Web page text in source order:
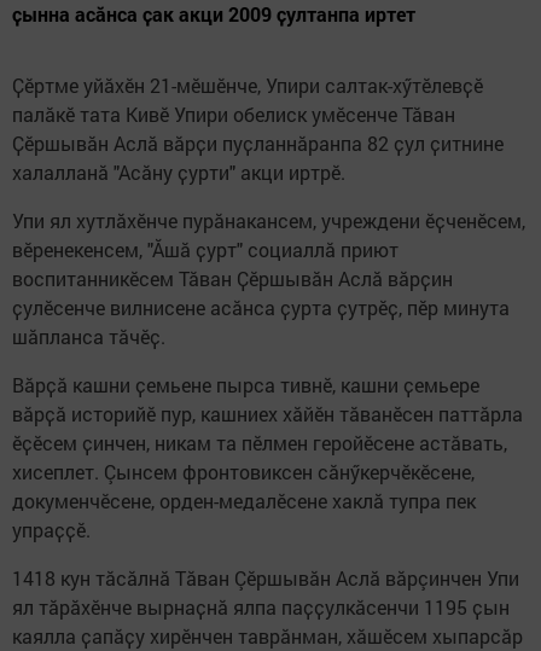
ҫынна асӑнса ҫак акци 2009 ҫултанпа иртет
Ҫӗртме уйӑхӗн 21-мӗшӗнче, Упири салтак-хӳтӗлевҫӗ
палӑкӗ тата Кивӗ Упири обелиск умӗсенче Тӑван
Ҫӗршывӑн Аслӑ вӑрҫи пуҫланнӑранпа 82 ҫул ҫитнине
халалланӑ "Асӑну ҫурти" акци иртрӗ.
Упи ял хутлӑхӗнче пурӑнакансем, учреждени ӗҫченӗсем,
вӗренекенсем, "Ӑшӑ ҫурт" социаллӑ приют
воспитанникӗсем Тӑван Ҫӗршывӑн Аслӑ вӑрҫин
ҫулӗсенче вилнисене асӑнса ҫурта ҫутрӗҫ, пӗр минута
шӑпланса тӑчӗҫ.
Вӑрҫӑ кашни ҫемьене пырса тивнӗ, кашни ҫемьере
вӑрҫӑ историйӗ пур, кашниех хӑйӗн тăванӗсен паттӑрла
ӗҫӗсем ҫинчен, никам та пӗлмен геройӗсене астӑвать,
хисеплет. Çынсем фронтовиксен сӑнӳкерчӗкӗсене,
докуменчӗсене, орден-медалӗсене хаклӑ тупра пек
упраҫҫӗ.
1418 кун тăсăлнă Тăван Çӗршывăн Аслă вăрçинчен Упи
ял тӑрӑхĕнче вырнаҫнӑ ялпа паҫҫулкăсенчи​ 1195 ҫын
каялла ҫапӑҫу хирӗнчен таврӑнман, хӑшӗсем хыпарсӑр